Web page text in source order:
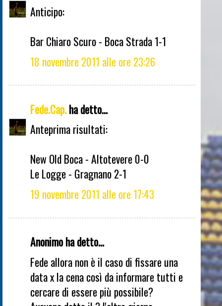
Anticipo:
Bar Chiaro Scuro - Boca Strada 1-1
18 novembre 2011 alle ore 23:26
Fede.Cap.ha detto...
Anteprima risultati:
New Old Boca - Altotevere 0-0
Le Logge - Gragnano 2-1
19 novembre 2011 alle ore 17:43
Anonimo ha detto...
Fede allora non è il caso di fissare una
data x la cena così da informare tutti e
cercare di essere più possibile?